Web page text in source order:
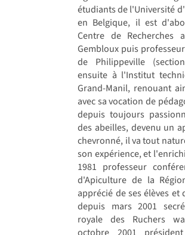
étudiants de l'Université
en Belgique, il est
Centre de Recherches
Gembloux puis
de Philippeville
ensuite à l'Institut
Grand-Manil, renouant
avec sa vocation de
depuis toujours
des abeilles, devenu un
chevronné, il va tout
son expérience, et
1981 professeur
d'Apiculture de la
apprécié de ses élèves et
depuis mars 2001
royale des Ruchers